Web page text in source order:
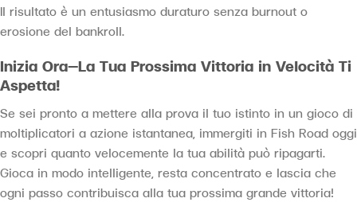
Il risultato è un entusiasmo duraturo senza burnout o
erosione del bankroll.
Inizia Ora—La Tua Prossima Vittoria in Velocità Ti
Aspetta!
Se sei pronto a mettere alla prova il tuo istinto in un gioco di
moltiplicatori a azione istantanea, immergiti in Fish Road oggi
e scopri quanto velocemente la tua abilità può ripagarti.
Gioca in modo intelligente, resta concentrato e lascia che
ogni passo contribuisca alla tua prossima grande vittoria!